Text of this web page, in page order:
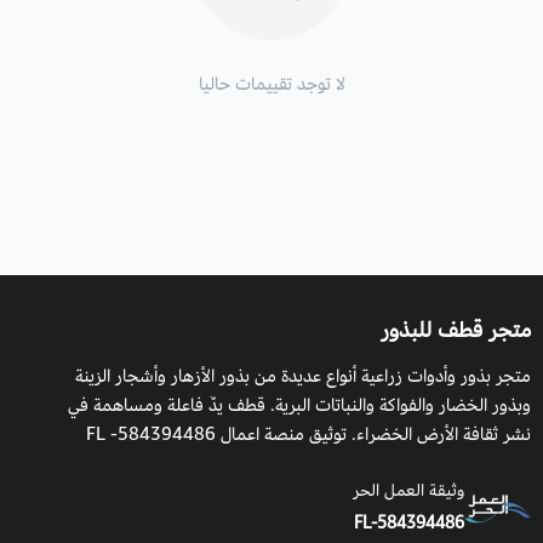
لا توجد تقييمات حاليا
متجر قطف للبذور
متجر بذور وأدوات زراعية أنواع عديدة من بذور الأزهار وأشجار الزينة
وبذور الخضار والفواكة والنباتات البرية. قطف يدٌ فاعلة ومساهمة في
نشر ثقافة الأرض الخضراء. توثيق منصة اعمال 584394486- FL
وثيقة العمل الحر
FL-584394486